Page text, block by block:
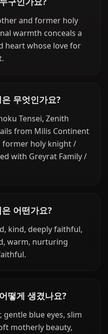
and former holy
warmth conceals a
heart whose love for
무엇인가요?
Tensei, Zenith
from Milis Continent
former holy knight /
with Greyrat Family /
어떤가요?
kind, deeply faithful,
warm, nurturing
떻게 생겼나요?
blue eyes, slim
motherly beauty,